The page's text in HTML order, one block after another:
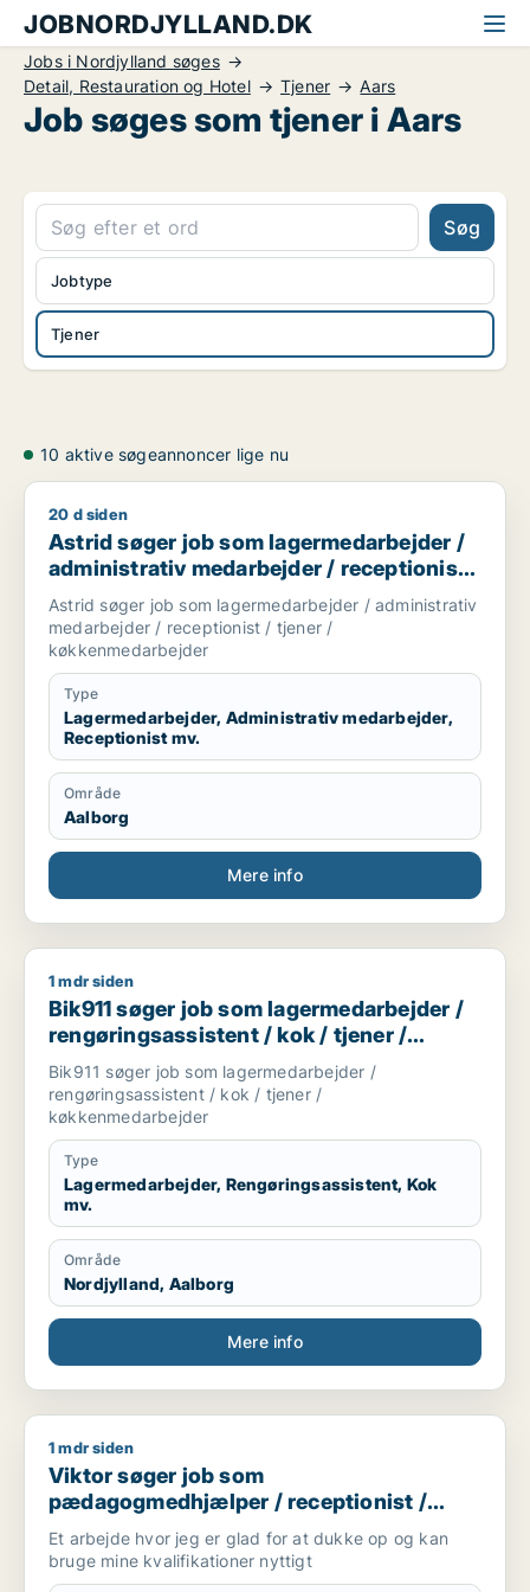
JOBNORDJYLLAND.DK
Jobs i Nordjylland søges
Detail, Restauration og Hotel
Tjener Aars
Job søges som tjener i Aars
Søg
Tjener
Jobtype
10 aktive søgeannoncer lige nu
Astrid søger job som lagermedarbejder / administrativ
20 d siden
Astrid søger job som lagermedarbejder /
administrativ medarbejder / receptionist /
tjener / køkkenmedarbejder
Astrid søger job som lagermedarbejder / administrativ
medarbejder / receptionist / tjener /
køkkenmedarbejder
Type
Lagermedarbejder, Administrativ medarbejder,
Receptionist mv.
Område
Aalborg
Mere info
Bik911 søger job som lagermedarbejder /
1 mdr siden
Bik911 søger job som lagermedarbejder /
rengøringsassistent / kok / tjener /
køkkenmedarbejder
Bik911 søger job som lagermedarbejder /
rengøringsassistent / kok / tjener /
køkkenmedarbejder
Type
Lagermedarbejder, Rengøringsassistent, Kok
mv.
Område
Nordjylland, Aalborg
Mere info
Viktor søger job som pædagogmedhjælper / receptionist /
1 mdr siden
Viktor søger job som
pædagogmedhjælper / receptionist /
tjener / køkkenmedarbejder /
cafémedarbejder
Et arbejde hvor jeg er glad for at dukke op og kan
bruge mine kvalifikationer nyttigt